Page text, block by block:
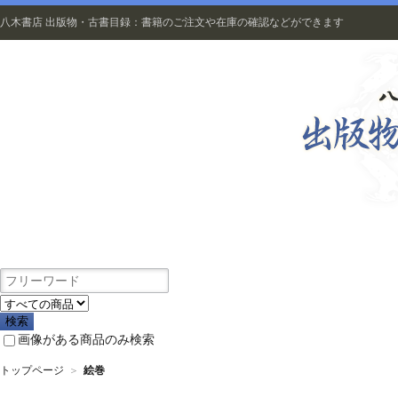
八木書店 出版物・古書目録：書籍のご注文や在庫の確認などができます
画像がある商品のみ検索
トップページ ＞ 絵巻